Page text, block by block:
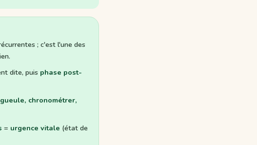
; c'est l'une des
dite, puis phase post-
chronométrer,
= urgence vitale (état de